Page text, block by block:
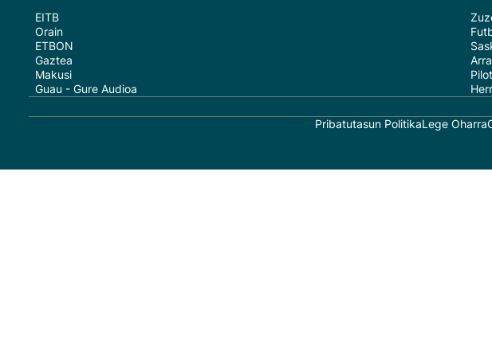
EITB
Orain
ETBON
Gaztea
Makusi
Guau - Gure Audioa
Pribatutasun PolitikaLege Oharra